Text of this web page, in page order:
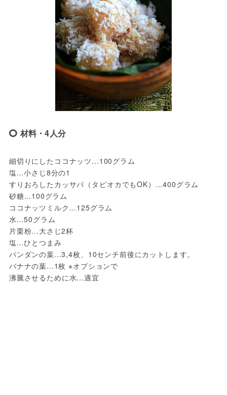
材料・4人分
細切りにしたココナッツ...100グラム
塩...小さじ8分の1
すりおろしたカッサバ（タピオカでもOK）...400グラム
砂糖...100グラム
ココナッツミルク...125グラム
水...50グラム
片栗粉...大さじ2杯
塩...ひとつまみ
パンダンの葉...3,4枚、10センチ前後にカットします。
バナナの葉...1枚 ※オプションで
沸騰させるために水...適宜